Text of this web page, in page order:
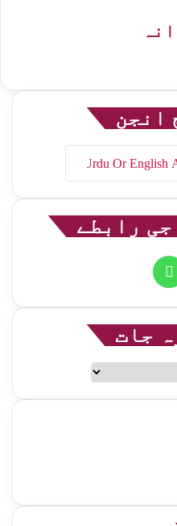
انجن
رابطے
WhatsApp
جات